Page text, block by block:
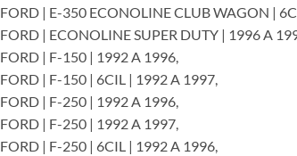
FORD | E-350 ECONOLINE CLUB WAGON |
FORD | ECONOLINE SUPER DUTY | 1996 A
FORD | F-150 | 1992 A 1996,
FORD | F-150 | 6CIL | 1992 A 1997,
FORD | F-250 | 1992 A 1996,
FORD | F-250 | 1992 A 1997,
FORD | F-250 | 6CIL | 1992 A 1996,